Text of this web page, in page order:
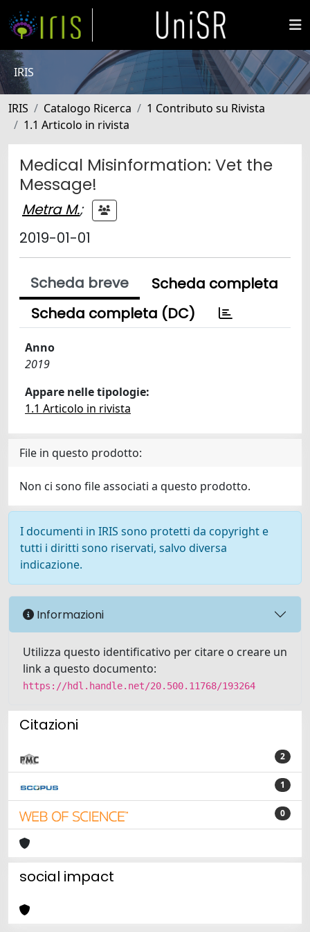
IRIS
IRIS Catalogo Ricerca
1 Contributo su Rivista
1.1 Articolo in rivista
Medical Misinformation: Vet the
Message!
Metra M.;
2019-01-01
Scheda breve
Scheda completa
Scheda completa (DC)
Anno
2019
Appare nelle tipologie:
1.1 Articolo in rivista
File in questo prodotto:
Non ci sono file associati a questo prodotto.
I documenti in IRIS sono protetti da copyright e
tutti i diritti sono riservati, salvo diversa
indicazione.
Informazioni
Utilizza questo identificativo per citare o creare un
link a questo documento:
https://hdl.handle.net/20.500.11768/193264
Citazioni
2
1
0
social impact